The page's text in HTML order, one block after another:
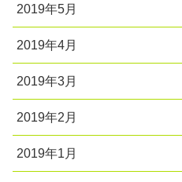
2019年5月
2019年4月
2019年3月
2019年2月
2019年1月